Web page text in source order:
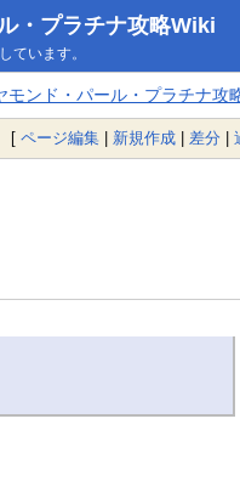
・プラチナ攻略Wiki
ています。
モンド・パール・プラチナ攻
[ ページ編集 | 新規作成 | 差分 |